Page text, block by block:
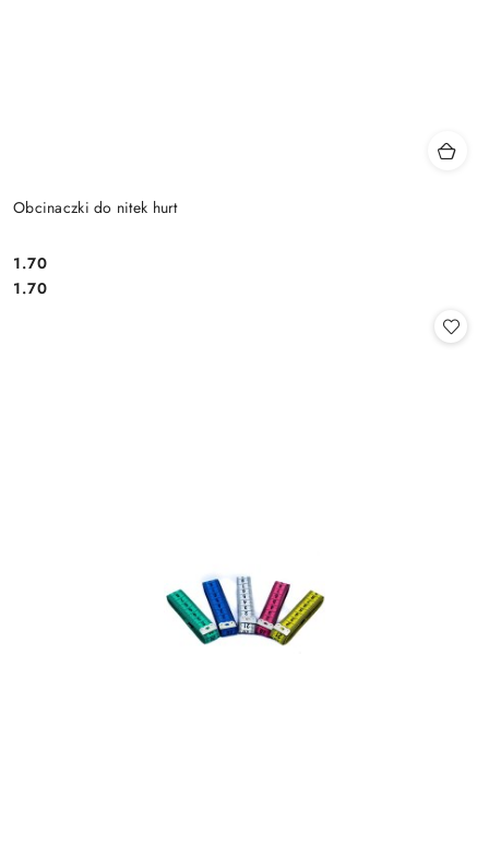
Obcinaczki do nitek hurt
Cena:
1.70
Cena:
1.70